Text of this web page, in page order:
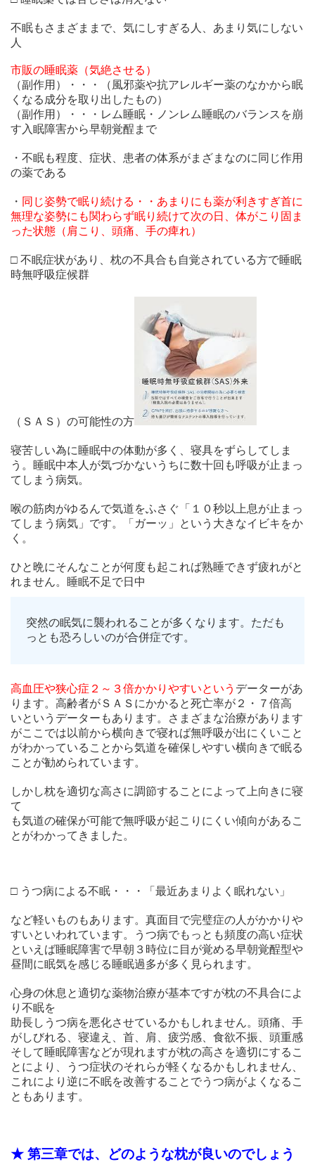
不眠もさまざままで、気にしすぎる人、あまり気にしない
人
市販の睡眠薬（気絶させる）
（副作用）・・・（風邪薬や抗アレルギー薬のなかから眠
くなる成分を取り出したもの）
（副作用）・・・レム睡眠・ノンレム睡眠のバランスを崩
す入眠障害から早朝覚酲まで
・不眠も程度、症状、患者の体系がまざまなのに同じ作用
の薬である
・ 同じ姿勢で眠り続ける・・あまりにも薬が利きすぎ首に
無理な姿勢にも関わらず眠り続けて次の日、体がこり固ま
った状態（肩こり、頭痛、手の痺れ）
□ 不眠症状があり、枕の不具合も自覚されている方で睡眠
時無呼吸症候群
（ＳＡＳ）の可能性の方
寝苦しい為に睡眠中の体動が多く、寝具をずらしてしま
う。睡眠中本人が気づかないうちに数十回も呼吸が止まっ
てしまう病気。
喉の筋肉がゆるんで気道をふさぐ「１０秒以上息が止まっ
てしまう病気」です。「ガーッ」という大きなイビキをか
く。
ひと晩にそんなことが何度も起これば熟睡できず疲れがと
れません。睡眠不足で日中
突然の眠気に襲われることが多くなります。ただも
っとも恐ろしいのが合併症です。
高血圧や狭心症２～３倍かかりやすいという データーがあ
ります。高齢者がＳＡＳにかかると死亡率が２・７倍高
いというデーターもあります。さまざまな治療があります
がここでは以前から横向きで寝れば無呼吸が出にくいこと
がわかっていることから気道を確保しやすい横向きで眠る
ことが勧められています。
しかし枕を適切な高さに調節することによって上向きに寝
て
も気道の確保が可能で無呼吸が起こりにくい傾向があるこ
とがわかってきました。
□ うつ病による不眠・・・「最近あまりよく眠れない」
など軽いものもあります。真面目で完璧症の人がかかりや
すいといわれています。うつ病でもっとも頻度の高い症状
といえば睡眠障害で早朝３時位に目が覚める早朝覚酲型や
昼間に眠気を感じる睡眠過多が多く見られます。
心身の休息と適切な薬物治療が基本ですが枕の不具合によ
り不眠を
助長しうつ病を悪化させているかもしれません。頭痛、手
がしびれる、寝違え、首、肩、疲労感、食欲不振、頭重感
そして睡眠障害などが現れますが枕の高さを適切にするこ
とにより、うつ症状のそれらが軽くなるかもしれません、
これにより逆に不眠を改善することでうつ病がよくなるこ
ともあります。
★ 第三章では、どのような枕が良いのでしょう